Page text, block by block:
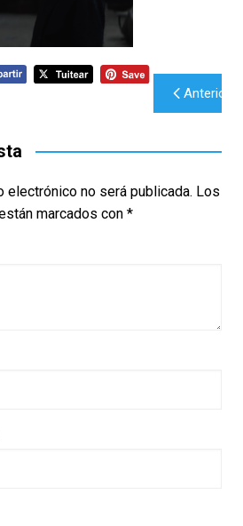
Anterior
electrónico no será publicada. Los
marcados con *